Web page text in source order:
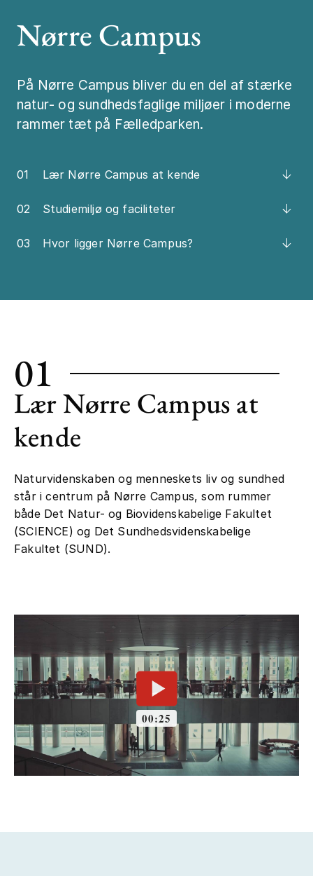
Nørre Campus
På Nørre Campus bliver du en del af stærke
natur‑ og sundhedsfaglige miljøer i moderne
rammer tæt på Fælledparken.
01 Lær Nørre Campus at kende
02 Studiemiljø og faciliteter
03 Hvor ligger Nørre Campus?
01
Lær Nørre Campus at
kende
Naturvidenskaben og menneskets liv og sundhed
står i centrum på Nørre Campus, som rummer
både Det Natur- og Biovidenskabelige Fakultet
(SCIENCE) og Det Sundhedsvidenskabelige
Fakultet (SUND).
Kontakt